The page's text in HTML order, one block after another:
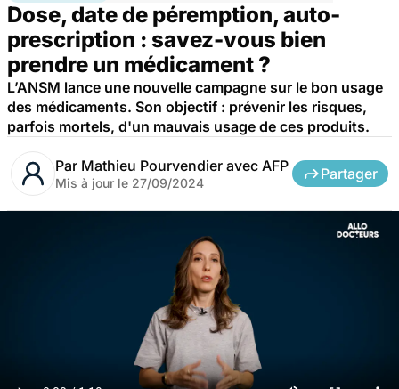
Dose, date de péremption, auto-
prescription : savez-vous bien
prendre un médicament ?
L’ANSM lance une nouvelle campagne sur le bon usage
des médicaments. Son objectif : prévenir les risques,
parfois mortels, d'un mauvais usage de ces produits.
Par Mathieu Pourvendier avec AFP
Mis à jour le 27/09/2024
Partager